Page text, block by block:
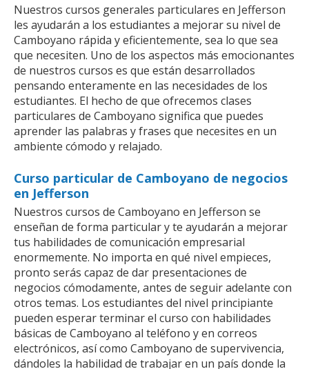
Nuestros cursos generales particulares en Jefferson
les ayudarán a los estudiantes a mejorar su nivel de
Camboyano rápida y eficientemente, sea lo que sea
que necesiten. Uno de los aspectos más emocionantes
de nuestros cursos es que están desarrollados
pensando enteramente en las necesidades de los
estudiantes. El hecho de que ofrecemos clases
particulares de Camboyano significa que puedes
aprender las palabras y frases que necesites en un
ambiente cómodo y relajado.
Curso particular de Camboyano de negocios
en Jefferson
Nuestros cursos de Camboyano en Jefferson se
enseñan de forma particular y te ayudarán a mejorar
tus habilidades de comunicación empresarial
enormemente. No importa en qué nivel empieces,
pronto serás capaz de dar presentaciones de
negocios cómodamente, antes de seguir adelante con
otros temas. Los estudiantes del nivel principiante
pueden esperar terminar el curso con habilidades
básicas de Camboyano al teléfono y en correos
electrónicos, así como Camboyano de supervivencia,
dándoles la habilidad de trabajar en un país donde la